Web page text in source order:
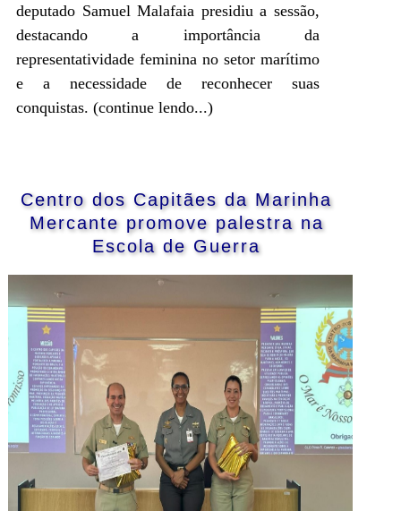
deputado Samuel Malafaia presidiu a sessão,
destacando a importância da
representatividade feminina no setor marítimo
e a necessidade de reconhecer suas
conquistas. (continue lendo...)
Centro dos Capitães da Marinha
Mercante promove palestra na
Escola de Guerra